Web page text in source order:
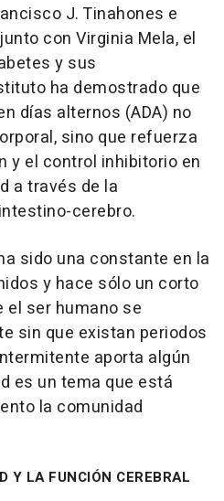
J. Tinahones e
con Virginia Mela, el
y sus
ha demostrado que
días alternos (ADA) no
sino que refuerza
y el control inhibitorio en
a través de la
cerebro.
sido una constante en la
y hace sólo un corto
el ser humano se
sin que existan periodos
aporta algún
es un tema que está
la comunidad
Y LA FUNCIÓN CEREBRAL